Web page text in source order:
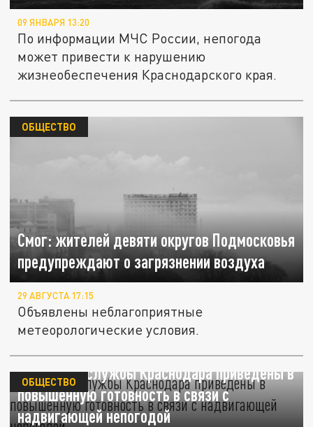
09 ЯНВАРЯ 13:20
По информации МЧС России, непогода
может привести к нарушению
жизнеобеспечения Краснодарского края.
Смог: жителей девяти округов Подмосковья
предупреждают о загрязнении воздуха
ОБЩЕСТВО
29 АВГУСТА 17:15
Объявлены неблагоприятные
метеорологические условия.
Городские службы Краснодара приведены в
повышенную готовность в связи с
надвигающей непогодой
ОБЩЕСТВО